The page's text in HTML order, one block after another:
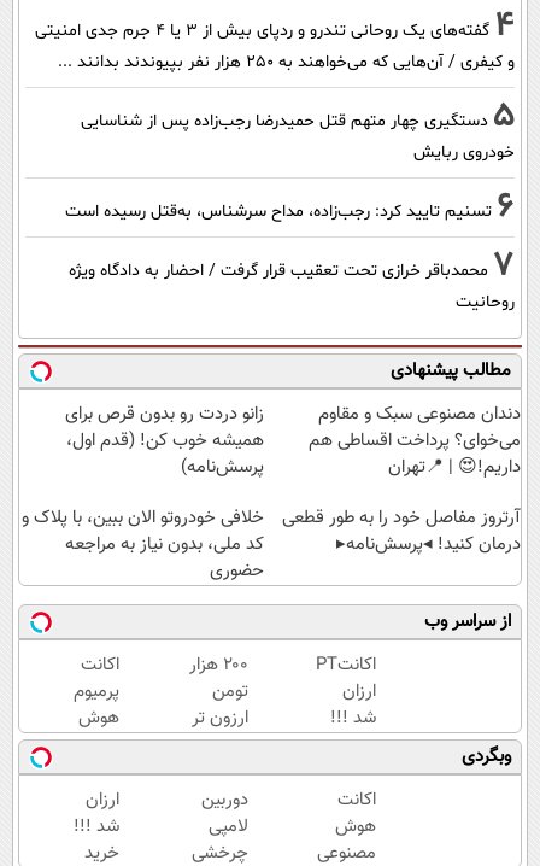
4
گفته‌های یک روحانی تندرو و ردپای بیش از ۳ یا ۴ جرم جدی امنیتی
و کیفری / آن‌هایی که می‌خواهند به ۲۵۰ هزار نفر بپیوندند بدانند ...
5 دستگیری چهار متهم قتل حمیدرضا رجب‌زاده پس از شناسایی
خودروی ربایش
6 تسنیم تایید کرد: رجب‌زاده، مداح سرشناس، به‌قتل رسیده است
7 محمدباقر خرازی تحت تعقیب قرار گرفت / احضار به دادگاه ویژه
روحانیت
مطالب پیشنهادی
دندان مصنوعی سبک و مقاوم
می‌خوای؟ پرداخت اقساطی هم
داریم!😍 | 📍تهران
زانو دردت رو بدون قرص برای
همیشه خوب کن! (قدم اول،
پرسش‌نامه)
آرتروز مفاصل خود را به طور قطعی
درمان کنید! ◂پرسش‌نامه▸
خلافی خودروتو الان ببین، با پلاک و
کد ملی، بدون نیاز به مراجعه
حضوری
از سراسر وب
اکانتChatGPT
ارزان
شد !!!
۲۰۰ هزار
تومن
ارزون تر
بخر |
اکانت
هوش
مصنوعی
اکانت
پرمیوم
هوش
مصنوعیت
و با
تخفیف
بگیر!!!
دریافت
وبگردی
اکانت
هوش
مصنوعی
دوربین
لامپی
چرخشی
ارزان
شد !!!
خرید